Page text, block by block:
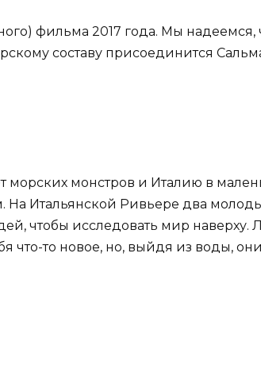
фильма 2017 года. Мы надеемся,
составу присоединится
морских монстров и Италию в
На Итальянской Ривьере два
чтобы исследовать мир наверху.
что-то новое, но, выйдя из воды,